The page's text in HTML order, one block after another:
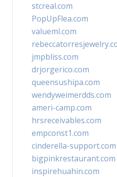
stcreal.com
PopUpFlea.com
valueml.com
jmpbliss.com
drjorgerico.com
queensushipa.com
wendyweimerdds.com
ameri-camp.com
hrsreceivables.com
empconst1.com
cinderella-support.com
bigpinkrestaurant.com
inspirehuahin.com